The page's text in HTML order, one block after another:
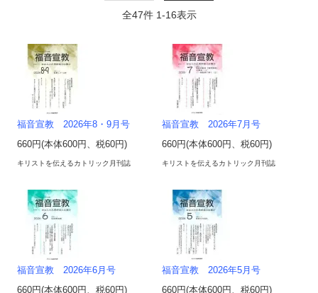
全47件 1-16表示
福音宣教 2026年8・9月号
660円(本体600円、税60円)
キリストを伝えるカトリック月刊誌
福音宣教 2026年7月号
660円(本体600円、税60円)
キリストを伝えるカトリック月刊誌
福音宣教 2026年6月号
660円(本体600円、税60円)
福音宣教 2026年5月号
660円(本体600円、税60円)